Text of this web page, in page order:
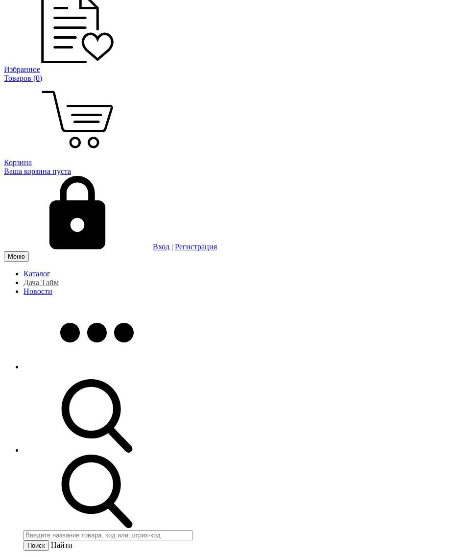
Избранное
Товаров (0)
Корзина
Ваша корзина пуста
Вход | Регистрация
Меню
Каталог
Дача Тайм
Новости
Найти